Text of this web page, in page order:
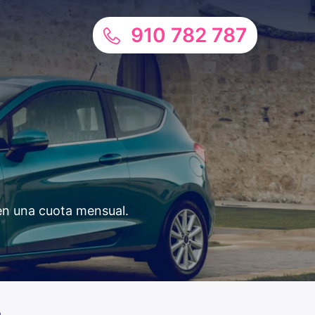
910 782 787
una cuota mensual.